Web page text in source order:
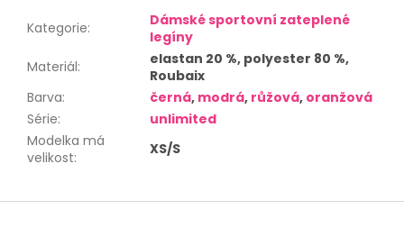
Kategorie:
Dámské sportovní zateplené
legíny
Materiál:
elastan 20 %, polyester 80 %,
Roubaix
Barva: černá, modrá, růžová, oranžová
Série:
unlimited
Modelka má
velikost: XS/S
Z